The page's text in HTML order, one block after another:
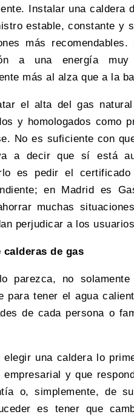
Instalar unacaldera
estable, constante y
más
a una energía muy
más al alza que a la
el alta del gas
y homologados como
No es suficiente con
a decir que sí está
es pedir el
en Madrid es
muchas
perjudicar a los
calderas de gas
parezca, no
para tener el agua
de cada persona o
elegir una caldera lo
empresarial y que
o, simplemente, de
es tener que